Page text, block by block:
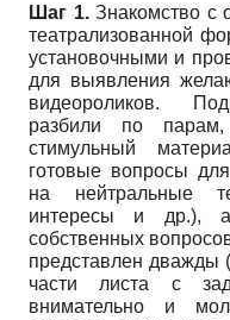
Шаг 1.Знакомство с
театрализованной
установочными и
для выявления
видеороликов.
разбили по
стимульный
готовые вопросы
на нейтральные
интересы и др.),
собственных
представлен дважды
части листа с
внимательно и